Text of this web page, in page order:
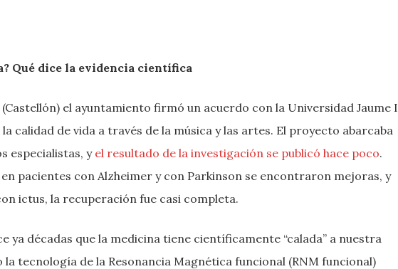
Qué dice la evidencia científica
el ayuntamiento firmó un acuerdo con la Universidad Jaume I
calidad de vida a través de la música y las artes. El proyecto abarcaba
especialistas, y el resultado de la investigación se publicó hace poco.
pacientes con Alzheimer y con Parkinson se encontraron mejoras, y
ictus, la recuperación fue casi completa.
ya décadas que la medicina tiene científicamente “calada” a nuestra
la tecnología de la Resonancia Magnética funcional (RNM funcional)